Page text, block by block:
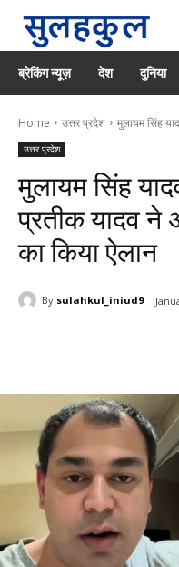
ब्रेकिंग न्यूज़ देश दुनिया
Home उत्तर प्रदेश मुलायम सिंह
उत्तर प्रदेश
मुलायम सिंह
प्रतीक यादव ने
का किया ऐलान
By sulahkul_iniud9